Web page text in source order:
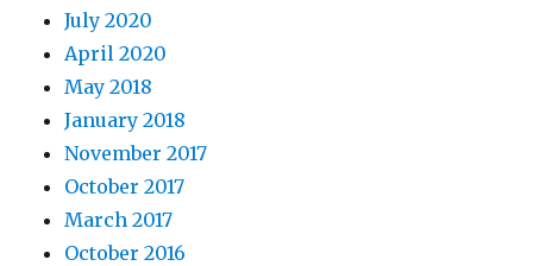
July 2020
April 2020
May 2018
January 2018
November 2017
October 2017
March 2017
October 2016